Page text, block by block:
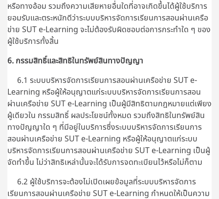
หรือทางอ้อม รวมถึงความเสียหายอื่นใดที่อาจเกิดขึ้นได้ผู้ใช้บริการ
ยอมรับและตระหนักดีว่าระบบบริหารจัดการเรียนการสอนผ่านเครือ
ข่าย SUT e-Learning จะไม่ต้องรับผิดชอบต่อการกระทำใด ๆ ของ
ผู้ใช้บริการทั้งสิ้น
6. กรรมสิทธิ์และสิทธิในทรัพย์สินทางปัญญา
6.1 ระบบบริหารจัดการเรียนการสอนผ่านเครือข่าย SUT e-
Learning หรือผู้ให้อนุญาตแก่ระบบบริหารจัดการเรียนการสอน
ผ่านเครือข่าย SUT e-Learning เป็นผู้มีสิทธิตามกฎหมายแต่เพียง
ผู้เดียวใน กรรมสิทธิ์ ผลประโยชน์ทั้งหมด รวมถึงสิทธิในทรัพย์สิน
ทางปัญญาใด ๆ ที่มีอยู่ในบริการซึ่งระบบบริหารจัดการเรียนการ
สอนผ่านเครือข่าย SUT e-Learning หรือผู้ให้อนุญาตแก่ระบบ
บริหารจัดการเรียนการสอนผ่านเครือข่าย SUT e-Learning เป็นผู้
จัดทำขึ้น ไม่ว่าสิทธิเหล่านั้นจะได้รับการจดทะเบียนไว้หรือไม่ก็ตาม
6.2 ผู้ใช้บริการจะต้องไม่เปิดเผยข้อมูลที่ระบบบริหารจัดการ
เรียนการสอนผ่านเครือข่าย SUT e-Learning กำหนดให้เป็นความ